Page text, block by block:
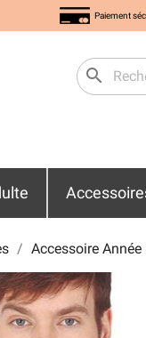
Paiement
search
Accessoire Année